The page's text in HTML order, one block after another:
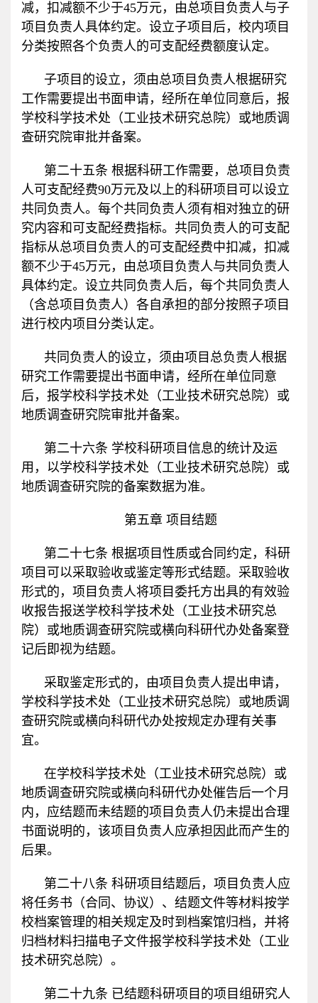
减，扣减额不少于45万元，由总项目负责人与子
项目负责人具体约定。设立子项目后，校内项目
分类按照各个负责人的可支配经费额度认定。
子项目的设立，须由总项目负责人根据研究
工作需要提出书面申请，经所在单位同意后，报
学校科学技术处（工业技术研究总院）或地质调
查研究院审批并备案。
第二十五条 根据科研工作需要，总项目负责
人可支配经费90万元及以上的科研项目可以设立
共同负责人。每个共同负责人须有相对独立的研
究内容和可支配经费指标。共同负责人的可支配
指标从总项目负责人的可支配经费中扣减，扣减
额不少于45万元，由总项目负责人与共同负责人
具体约定。设立共同负责人后，每个共同负责人
（含总项目负责人）各自承担的部分按照子项目
进行校内项目分类认定。
共同负责人的设立，须由项目总负责人根据
研究工作需要提出书面申请，经所在单位同意
后，报学校科学技术处（工业技术研究总院）或
地质调查研究院审批并备案。
第二十六条 学校科研项目信息的统计及运
用，以学校科学技术处（工业技术研究总院）或
地质调查研究院的备案数据为准。
第五章 项目结题
第二十七条 根据项目性质或合同约定，科研
项目可以采取验收或鉴定等形式结题。采取验收
形式的，项目负责人将项目委托方出具的有效验
收报告报送学校科学技术处（工业技术研究总
院）或地质调查研究院或横向科研代办处备案登
记后即视为结题。
采取鉴定形式的，由项目负责人提出申请，
学校科学技术处（工业技术研究总院）或地质调
查研究院或横向科研代办处按规定办理有关事
宜。
在学校科学技术处（工业技术研究总院）或
地质调查研究院或横向科研代办处催告后一个月
内，应结题而未结题的项目负责人仍未提出合理
书面说明的，该项目负责人应承担因此而产生的
后果。
第二十八条 科研项目结题后，项目负责人应
将任务书（合同、协议）、结题文件等材料按学
校档案管理的相关规定及时到档案馆归档，并将
归档材料扫描电子文件报学校科学技术处（工业
技术研究总院）。
第二十九条 已结题科研项目的项目组研究人